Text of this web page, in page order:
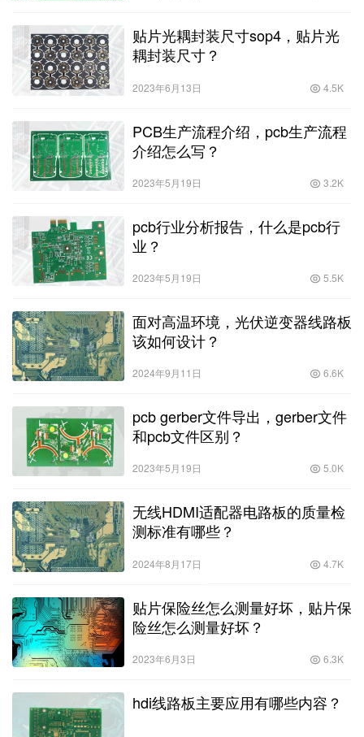
贴片光耦封装尺寸sop4，贴片光
耦封装尺寸？
2023年6月13日 4.5K
PCB生产流程介绍，pcb生产流程
介绍怎么写？
2023年5月19日 3.2K
pcb行业分析报告，什么是pcb行
业？
2023年5月19日 5.5K
面对高温环境，光伏逆变器线路板
该如何设计？
2024年9月11日 6.6K
pcb gerber文件导出，gerber文件
和pcb文件区别？
2023年5月19日 5.0K
无线HDMI适配器电路板的质量检
测标准有哪些？
2024年8月17日 4.7K
贴片保险丝怎么测量好坏，贴片保
险丝怎么测量好坏？
2023年6月3日 6.3K
hdi线路板主要应用有哪些内容？